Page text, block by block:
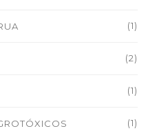
(1)
(2)
(1)
(1)